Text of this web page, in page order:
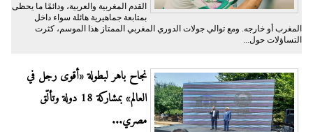
القدم المغربية والعربية، ودائمًا ما يحظى
بمتابعة جماهيرية هائلة سواء داخل
المغرب أو خارجه. ومع توالي جولات الدوري المغربي الممتاز هذا الموسم، كثرت
التساؤلات حول...
نجاح باهر لبطولة «أقوى رجل في
العالم» بمشاركة 18 دولة وتألّق
مصري...